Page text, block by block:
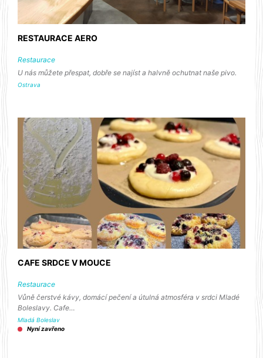
RESTAURACE AERO
Restaurace
U nás můžete přespat, dobře se najíst a halvně ochutnat naše pivo.
Ostrava
CAFE SRDCE V MOUCE
Restaurace
Vůně čerstvé kávy, domácí pečení a útulná atmosféra v srdci Mladé
Boleslavy. Cafe…
Mladá Boleslav
Nyní zavřeno